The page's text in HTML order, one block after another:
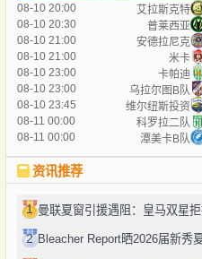
08-10 20:00 艾拉斯克特
08-10 20:30
普莱西亚
08-10 21:00
安德拉尼克
08-10 21:00
米卡
08-10 23:00
卡帕迪
08-10 23:00
乌拉尔图B队
08-10 23:45
维尔纽斯投资
08-11 00:00
科罗拉二队
08-11 00:00
潭美卡B队
资讯推荐
1
2